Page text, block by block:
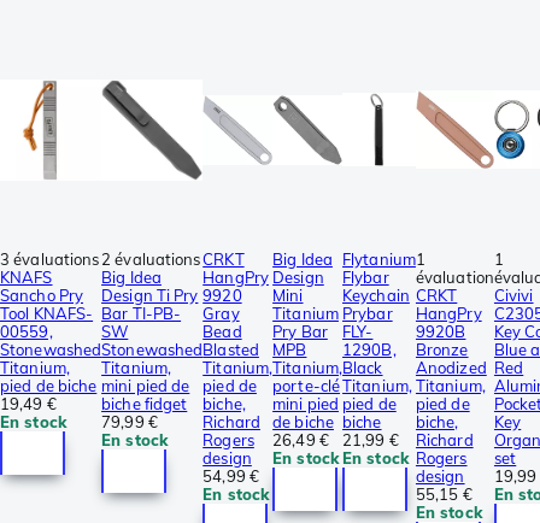
3 évaluations
KNAFS
Sancho Pry
Tool KNAFS-
00559,
Stonewashed
Titanium,
pied de biche
19,49 €
En stock
2 évaluations
Big Idea
Design Ti Pry
Bar TI-PB-
SW
Stonewashed
Titanium,
mini pied de
biche fidget
79,99 €
En stock
CRKT
HangPry
9920
Gray
Bead
Blasted
Titanium,
pied de
biche,
Richard
Rogers
design
54,99 €
En stock
Big Idea
Design
Mini
Titanium
Pry Bar
MPB
Titanium,
porte-clé
mini pied
de biche
26,49 €
En stock
Flytanium
Flybar
Keychain
Prybar
FLY-
1290B,
Black
Titanium,
pied de
biche
21,99 €
En stock
1
évaluation
CRKT
HangPry
9920B
Bronze
Anodized
Titanium,
pied de
biche,
Richard
Rogers
design
55,15 €
En stock
1
Civivi
Key
Blue
Red
Key
set
19,99
En